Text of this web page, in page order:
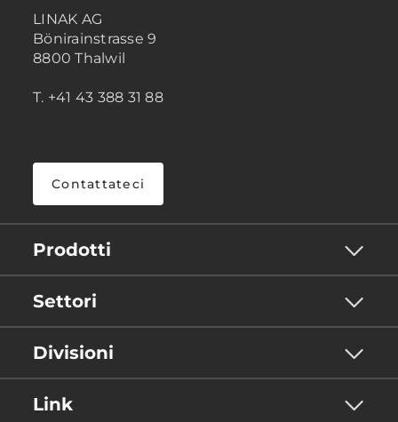
LINAK AG
Bönirainstrasse 9
8800 Thalwil
T. +41 43 388 31 88
Contattateci
Prodotti
Settori
Divisioni
Link